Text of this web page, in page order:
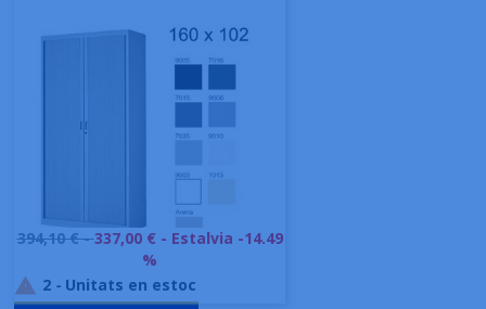
Preu
394,10 € -337,00 € - Estalvia -14.49
%
 2 - Unitats en estoc